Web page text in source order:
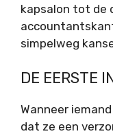
kapsalon tot de
simpelweg
DE EERSTE
Wanneer
dat ze een